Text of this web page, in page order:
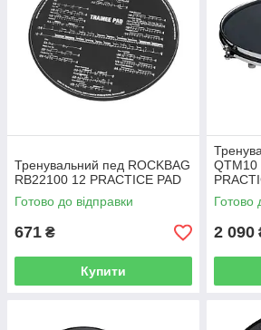
Тренувальний пед ROCKBAG
RB22100 12 PRACTICE PAD
Готово до відправки
671 ₴
Купити
QTM10
Готово
2 090